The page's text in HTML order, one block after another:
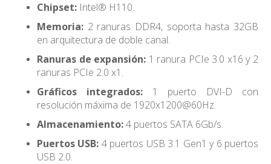
Chipset: Intel® H110.
Memoria: 2 ranuras DDR4, soporta hasta 32GB
en arquitectura de doble canal.
Ranuras de expansión: 1 ranura PCIe 3.0 x16 y 2
ranuras PCIe 2.0 x1.
Gráficos integrados: 1 puerto DVI-D con
resolución máxima de 1920x1200@60Hz.
Almacenamiento:4 puertos SATA 6Gb/s.
Puertos USB: 4 puertos USB 3.1 Gen1 y 6 puertos
USB 2.0.